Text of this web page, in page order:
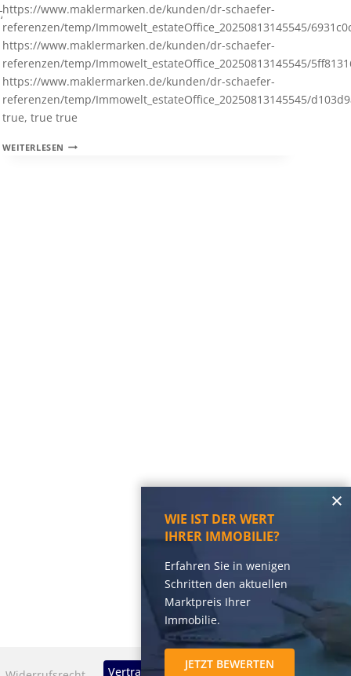
https://www.maklermarken.de/kunden/dr-schaefer-
referenzen/temp/Immowelt_estateOffice_20250813145545/
https://www.maklermarken.de/kunden/dr-schaefer-
referenzen/temp/Immowelt_estateOffice_20250813145545/
https://www.maklermarken.de/kunden/dr-schaefer-
referenzen/temp/Immowelt_estateOffice_20250813145545/
true, true true
WEITERLESEN EINFAMILIENHAUS
Vertrag widerrufen
WIE IST DER WERT
IHRER IMMOBILIE?
Erfahren Sie in wenigen
Schritten den aktuellen
Marktpreis Ihrer
Immobilie.
JETZT BEWERTEN